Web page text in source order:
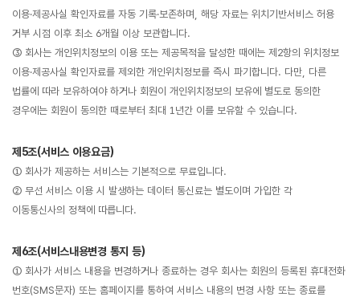
이용·제공사실 확인자료를 자동 기록·보존하며, 해당 자료는 위치기반서비스 허용
거부 시점 이후 최소 6개월 이상 보관합니다.
③ 회사는 개인위치정보의 이용 또는 제공목적을 달성한 때에는 제2항의 위치정보
이용·제공사실 확인자료를 제외한 개인위치정보를 즉시 파기합니다. 다만, 다른
법률에 따라 보유하여야 하거나 회원이 개인위치정보의 보유에 별도로 동의한
경우에는 회원이 동의한 때로부터 최대 1년간 이를 보유할 수 있습니다.
제5조(서비스 이용요금)
① 회사가 제공하는 서비스는 기본적으로 무료입니다.
② 무선 서비스 이용 시 발생하는 데이터 통신료는 별도이며 가입한 각
이동통신사의 정책에 따릅니다.
제6조(서비스내용변경 통지 등)
① 회사가 서비스 내용을 변경하거나 종료하는 경우 회사는 회원의 등록된 휴대전화
번호(SMS문자) 또는 홈페이지를 통하여 서비스 내용의 변경 사항 또는 종료를